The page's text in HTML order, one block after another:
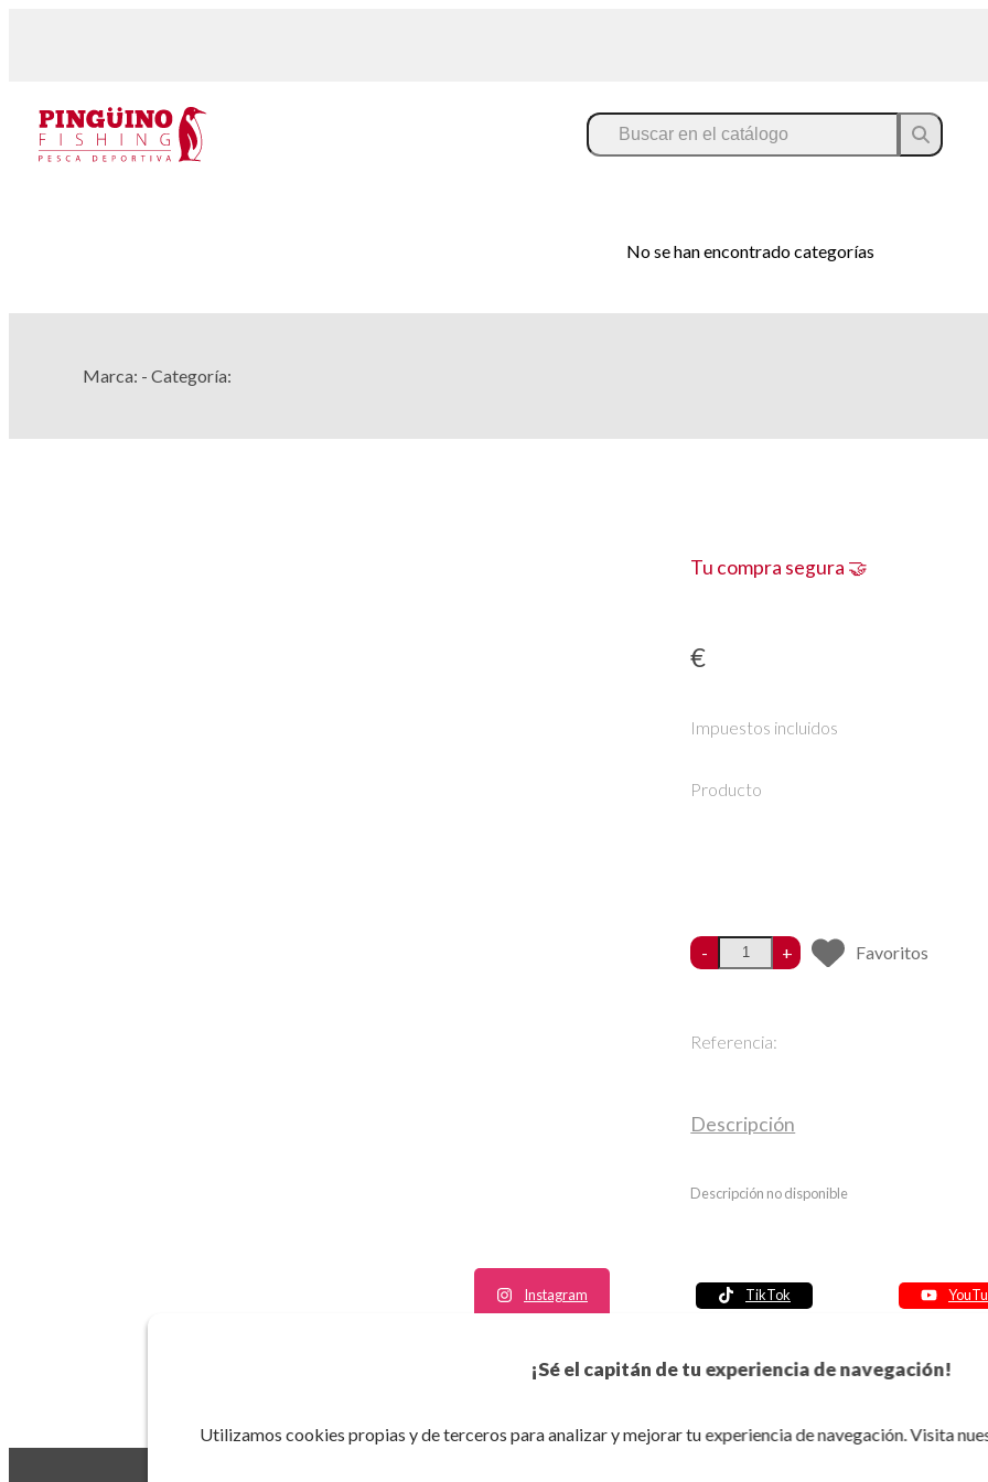
¡Sé el capitán de tu experiencia de navegación!
Utilizamos cookies propias y de terceros para analizar y mejorar tu experiencia de navegación. Visita
No se han encontrado categorías
Marca: - Categoría:
Tu compra segura 🤝
€
Impuestos incluidos
Producto
- + Favoritos
Referencia:
Descripción
Descripción no disponible
Instagram TikTok
Política de seguridad